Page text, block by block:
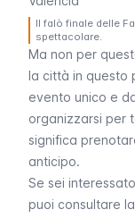
Il falò finale delle
spettacolare.
Ma non per
la città in questo
evento unico e
organizzarsi per
significa
anticipo.
Se sei
puoi consultare